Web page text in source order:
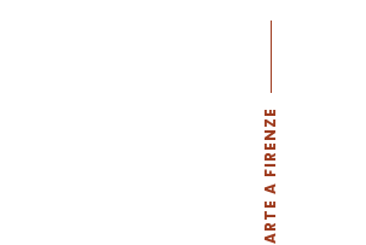
ARTE A FIRENZE